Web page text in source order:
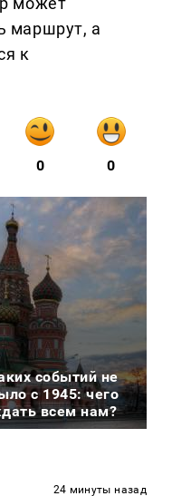
маршрут, а
к
0 0
событий не
с 1945: чего
всем нам?
24 минуты назад